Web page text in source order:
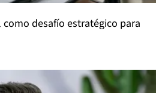
desafío estratégico para